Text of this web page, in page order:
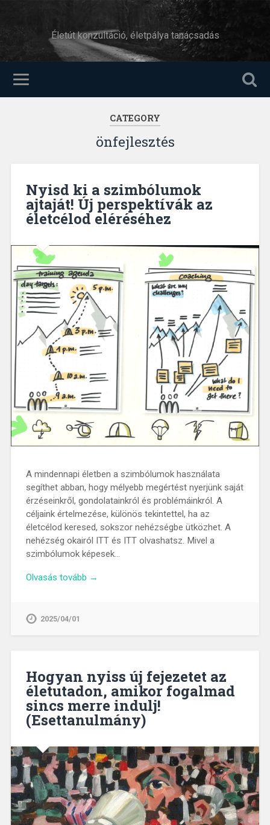
Életút konzultáció, életpálya tanácsadás
CATEGORY
önfejlesztés
Nyisd ki a szimbólumok
ajtaját! Új perspektívák az
életcélod eléréséhez
A mindennapi életben a szimbólumok használata
segíthet abban, hogy mélyebb megértést nyerjünk saját
érzéseinkről, gondolatainkról és problémáinkról. A
céljaink értelmezése, különös tekintettel, ha az
életcélod keresed, sokszor nehézségbe ütközhet. A
nehézség okairól ITT és ITT olvashatsz. Mivel a
szimbólumok képesek…
Olvasás tovább →
2025/04/01
Hogyan nyiss új fejezetet az
életutadon, amikor fogalmad
sincs merre indulj!
(Esettanulmány)